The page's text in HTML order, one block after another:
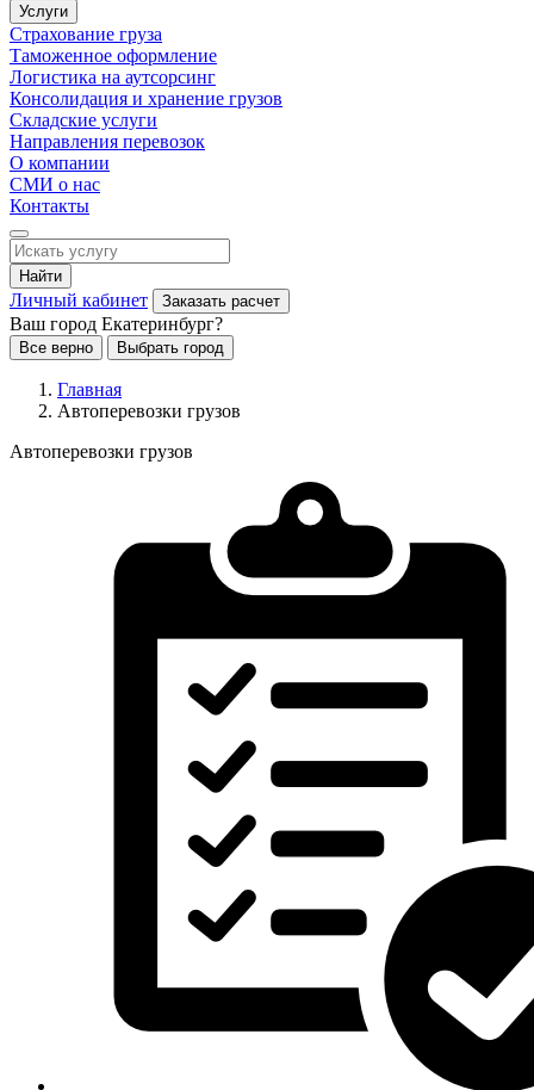
Услуги
Страхование груза
Таможенное оформление
Логистика на аутсорсинг
Консолидация и хранение грузов
Складские услуги
Направления перевозок
О компании
СМИ о нас
Контакты
Найти
Личный кабинет Заказать расчет
Ваш город Екатеринбург?
Все верно Выбрать город
Главная
Автоперевозки грузов
Автоперевозки грузов